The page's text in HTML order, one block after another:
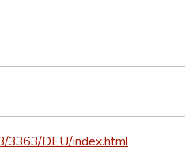
3363/DEU/index.html